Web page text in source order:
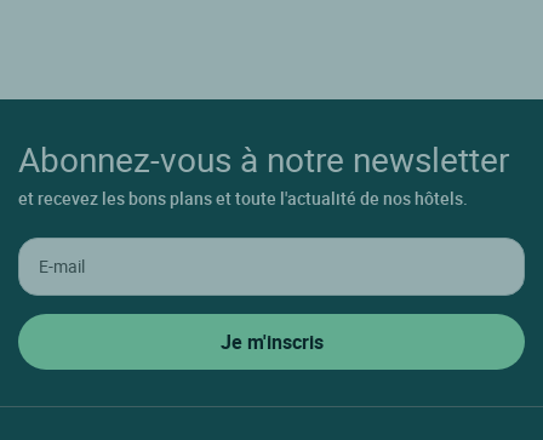
Abonnez-vous à notre newsletter
et recevez les bons plans et toute l'actualité de nos hôtels.